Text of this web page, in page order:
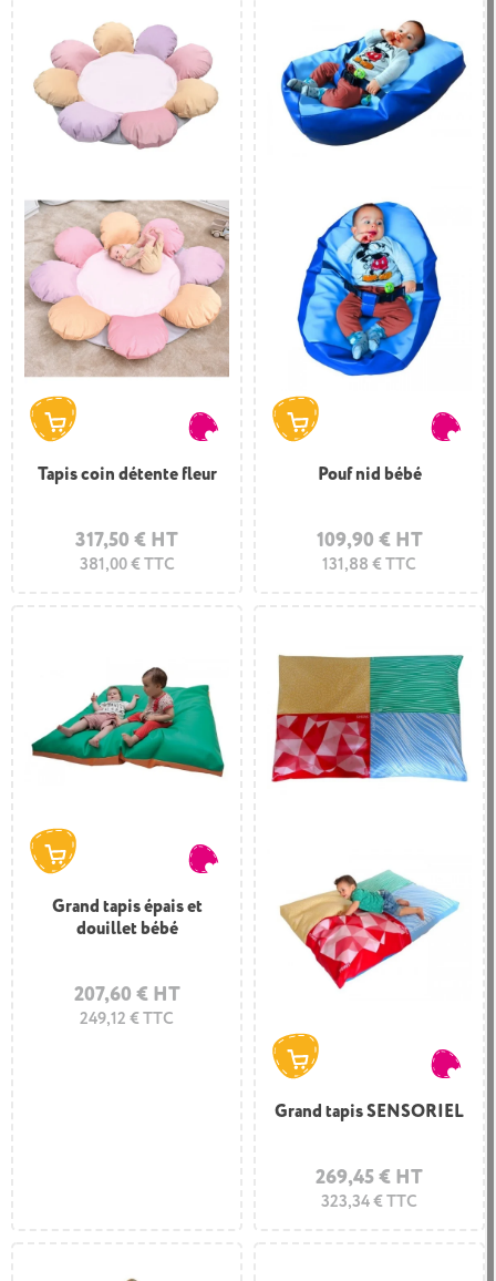
Tapis coin détente fleur
317,50 € HT
381,00 € TTC
Pouf nid bébé
109,90 € HT
131,88 € TTC
Grand tapis épais et
douillet bébé
207,60 € HT
249,12 € TTC
Grand tapis SENSORIEL
269,45 € HT
323,34 € TTC